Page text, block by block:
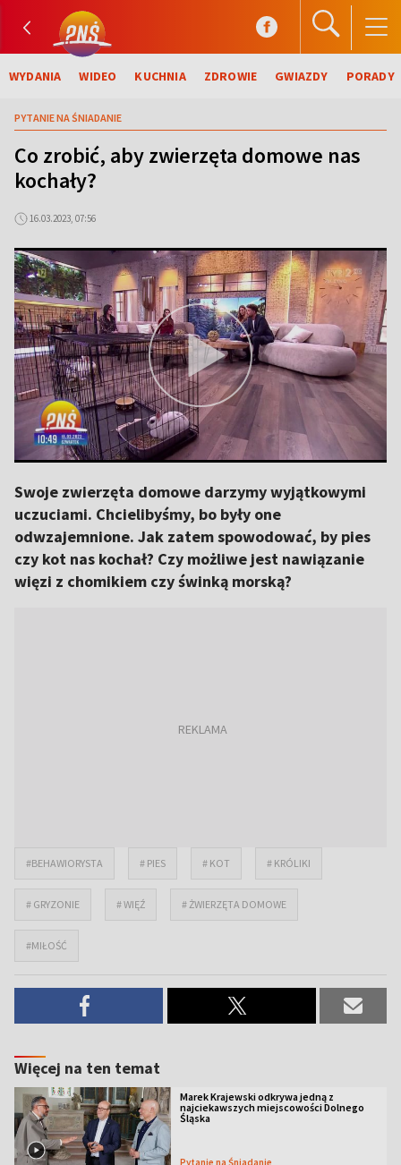
WYDANIA WIDEO KUCHNIA ZDROWIE GWIAZDY PORADY
PYTANIE NA ŚNIADANIE
Co zrobić, aby zwierzęta domowe nas
kochały?
16.03.2023, 07:56
Swoje zwierzęta domowe darzymy wyjątkowymi
uczuciami. Chcielibyśmy, bo były one
odwzajemnione. Jak zatem spowodować, by pies
czy kot nas kochał? Czy możliwe jest nawiązanie
więzi z chomikiem czy świnką morską?
#BEHAWIORYSTA # PIES # KOT # KRÓLIKI
# GRYZONIE # WIĘŹ # ŻWIERZĘTA DOMOWE
#MIŁOŚĆ
Więcej na ten temat
Marek Krajewski odkrywa jedną z
najciekawszych miejscowości Dolnego
Śląska
Pytanie na Śniadanie